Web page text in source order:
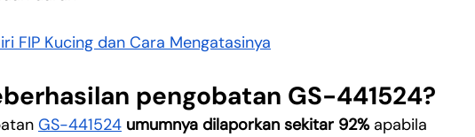
FIP Kucing dan Cara Mengatasinya
pengobatan GS-441524?
GS-441524 umumnya dilaporkan sekitar 92% apabila